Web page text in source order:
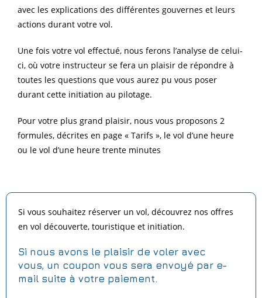
avec les explications des différentes gouvernes et leurs
actions durant votre vol.
Une fois votre vol effectué, nous ferons l’analyse de celui-
ci, où votre instructeur se fera un plaisir de répondre à
toutes les questions que vous aurez pu vous poser
durant cette initiation au pilotage.
Pour votre plus grand plaisir, nous vous proposons 2
formules, décrites en page « Tarifs », le vol d’une heure
ou le vol d’une heure trente minutes
Si vous souhaitez réserver un vol, découvrez nos offres
en vol découverte, touristique et initiation.
Si nous avons le plaisir de voler avec
vous, un coupon vous sera envoyé par e-
mail suite à votre paiement.